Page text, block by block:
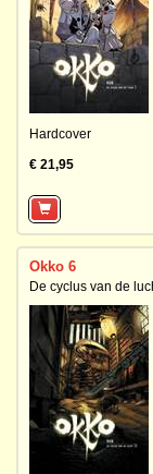
Hardcover
€ 21,95
Okko 6
De cyclus van de